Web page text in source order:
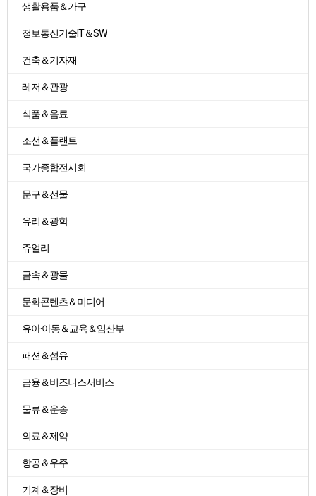
생활용품＆가구
정보통신기술IT＆SW
건축＆기자재
레저＆관광
식품＆음료
조선＆플랜트
국가종합전시회
문구＆선물
유리＆광학
쥬얼리
금속＆광물
문화콘텐츠＆미디어
유아·아동＆교육＆임산부
패션＆섬유
금융＆비즈니스서비스
물류＆운송
의료＆제약
항공＆우주
기계＆장비